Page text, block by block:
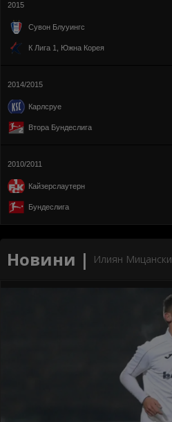
2015
Сувон Блууингс
К Лига 1, Южна Корея
2014/2015
Карлсруе
Втора Бундеслига
2010/2011
Кайзерслаутерн
Бундеслига
Новини | Илиян Мицански